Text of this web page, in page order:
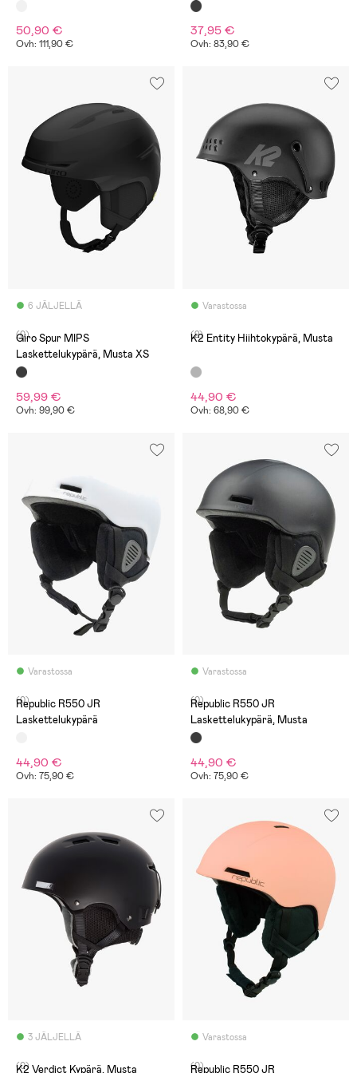
50,90 €
Ovh: 111,90 €
37,95 €
Ovh: 83,90 €
6 JÄLJELLÄ
(0)
Giro Spur MIPS
Laskettelukypärä, Musta XS
59,99 €
Ovh: 99,90 €
Varastossa
(2)
K2 Entity Hiihtokypärä, Musta
44,90 €
Ovh: 68,90 €
Varastossa
(0)
Republic R550 JR
Laskettelukypärä
44,90 €
Ovh: 75,90 €
Varastossa
(0)
Republic R550 JR
Laskettelukypärä, Musta
44,90 €
Ovh: 75,90 €
3 JÄLJELLÄ
(0)
K2 Verdict Kypärä, Musta
Varastossa
(0)
Republic R550 JR